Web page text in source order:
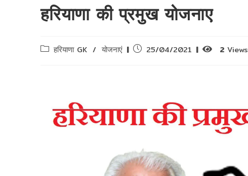
हरियाणा की प्रमुख योजनाए
Postहरियाणा GK / योजनाएं
Post25/04/2021 2Views